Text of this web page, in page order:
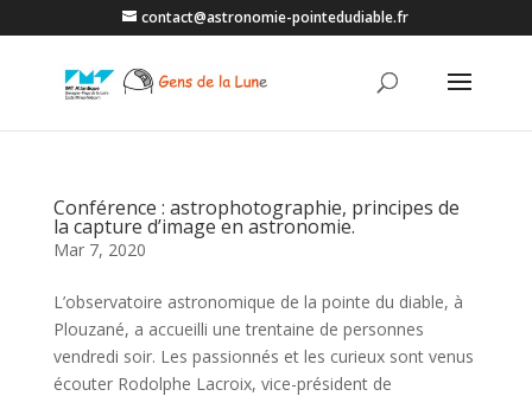
contact@astronomie-pointedudiable.fr
Conférence : astrophotographie, principes de
la capture d’image en astronomie.
Mar 7, 2020
L’observatoire astronomique de la pointe du diable, à
Plouzané, a accueilli une trentaine de personnes
vendredi soir. Les passionnés et les curieux sont venus
écouter Rodolphe Lacroix, vice-président de